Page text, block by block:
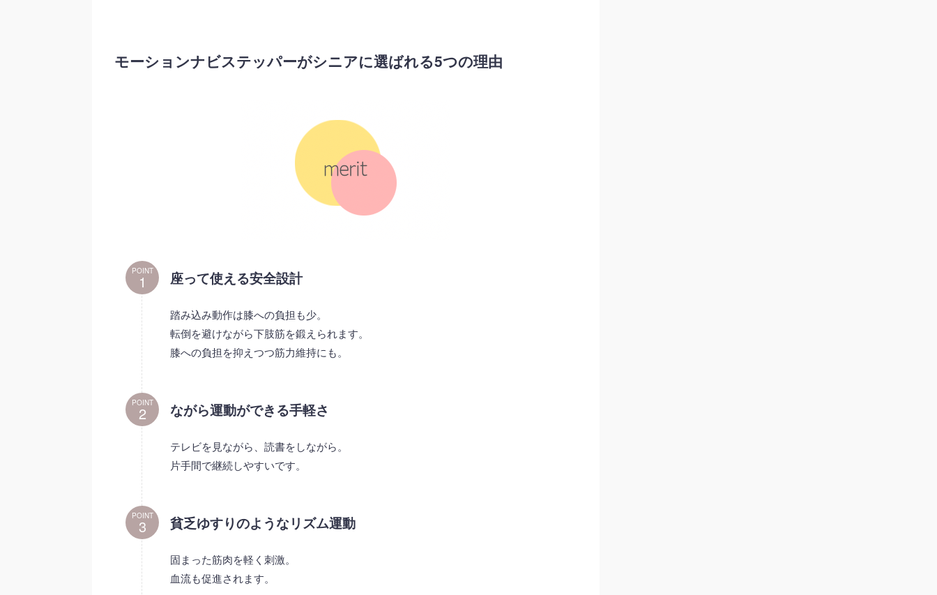
モーションナビステッパーがシニアに選ばれる5つの理由
POINT 座って使える安全設計
踏み込み動作は膝への負担も少。
転倒を避けながら下肢筋を鍛えられます。
膝への負担を抑えつつ筋力維持にも。
POINT ながら運動ができる手軽さ
テレビを見ながら、読書をしながら。
片手間で継続しやすいです。
POINT 貧乏ゆすりのようなリズム運動
固まった筋肉を軽く刺激。
血流も促進されます。